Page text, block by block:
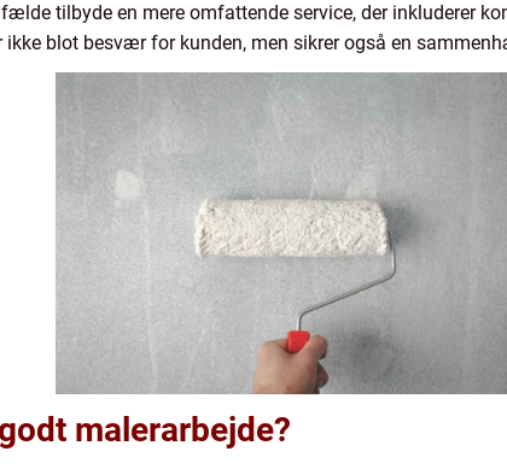
tilbyde en mere omfattende service, der inkluderer
ikke blot besvær for kunden, men sikrer også en
malerarbejde?